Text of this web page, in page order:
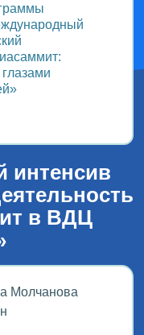
интенсив
в ВДЦ
Молчанова